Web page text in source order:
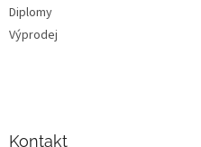
Diplomy
Výprodej
Kontakt